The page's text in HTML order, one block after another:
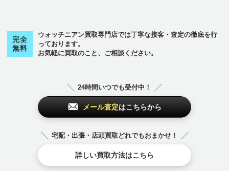
完全
無料
ウォッチニアン買取専門店では丁寧な接客・査定の徹底を行
っております。
お気軽に買取のこと、ご相談ください。
24時間いつでも受付中！
メール査定はこちらから
宅配・出張・店頭買取どれでもおまかせ！
詳しい買取方法はこちら